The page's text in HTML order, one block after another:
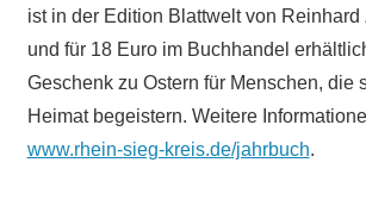
ist in der Edition Blattwelt von
und für 18 Euro im Buchhandel
Geschenk zu Ostern für Menschen, die
Heimat begeistern. Weitere
www.rhein-sieg-kreis.de/jahrbuch.